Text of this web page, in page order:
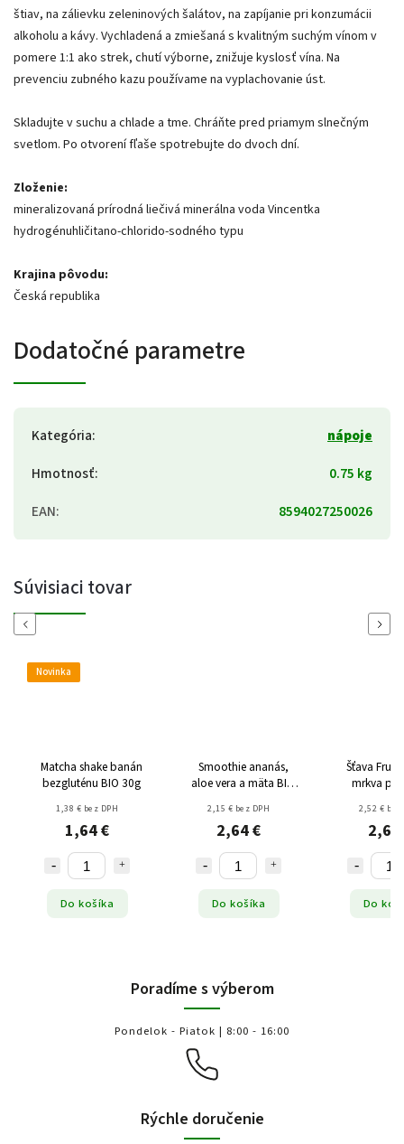
štiav, na zálievku zeleninových šalátov, na zapíjanie pri konzumácii
alkoholu a kávy. Vychladená a zmiešaná s kvalitným suchým vínom v
pomere 1:1 ako strek, chutí výborne, znižuje kyslosť vína. Na
prevenciu zubného kazu používame na vyplachovanie úst.
Skladujte v suchu a chlade a tme. Chráňte pred priamym slnečným
svetlom. Po otvorení fľaše spotrebujte do dvoch dní.
Zloženie:
mineralizovaná prírodná liečivá minerálna voda Vincentka
hydrogénuhličitano-chlorido-sodného typu
Krajina pôvodu:
Česká republika
Dodatočné parametre
Kategória:
nápoje
Hmotnosť:
0.75 kg
EAN: 8594027250026
Súvisiaci tovar
Previous
Novinka
Matcha shake banán
bezgluténu BIO 30g
1,38 € bez DPH
1,64 €
Do košíka
Smoothie ananás,
aloe vera a mäta BIO
2,15 € bez DPH
2,64 €
Do košíka
Šťava
mrkva
2,52 € bez
2,65
Do
Next
Poradíme s výberom
Pondelok - Piatok | 8:00 - 16:00
Rýchle doručenie